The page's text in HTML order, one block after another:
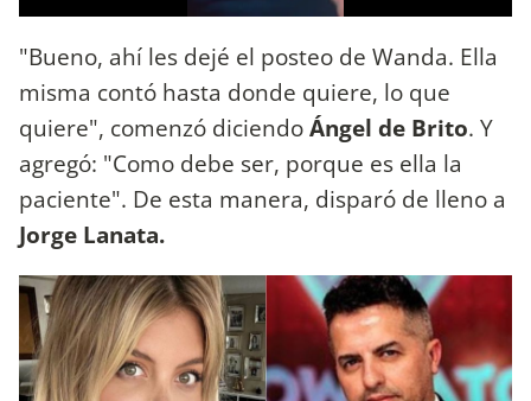
"Bueno, ahí les dejé el posteo de Wanda. Ella
misma contó hasta donde quiere, lo que
quiere", comenzó diciendoÁngel de Brito. Y
agregó: "Como debe ser, porque es ella la
paciente". De esta manera, disparó de lleno a
Jorge Lanata.